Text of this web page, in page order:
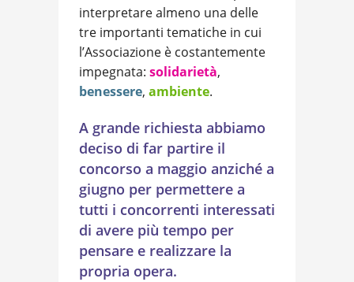
interpretare almeno una delle
tre importanti tematiche in cui
l’Associazione è costantemente
impegnata: solidarietà,
benessere, ambiente.
A grande richiesta abbiamo
deciso di far partire il
concorso a maggio anziché a
giugno per permettere a
tutti i concorrenti interessati
di avere più tempo per
pensare e realizzare la
propria opera.